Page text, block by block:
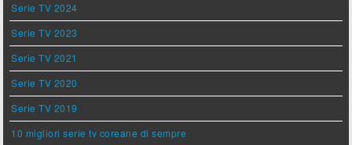
Serie TV 2024
Serie TV 2023
Serie TV 2021
Serie TV 2020
Serie TV 2019
10 migliori serie tv coreane di sempre